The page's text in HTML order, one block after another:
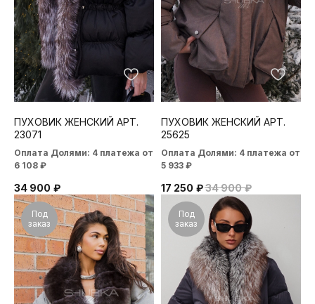
ПУХОВИК ЖЕНСКИЙ АРТ.
23071
Оплата Долями: 4 платежа от
6 108 ₽
34 900 ₽
ПУХОВИК ЖЕНСКИЙ АРТ.
25625
Оплата Долями: 4 платежа от
5 933 ₽
17 250 ₽34 900 ₽
Под
заказ
Под
заказ